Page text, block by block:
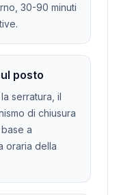
30-90 minuti
posto
serratura, il
di chiusura
a
oraria della